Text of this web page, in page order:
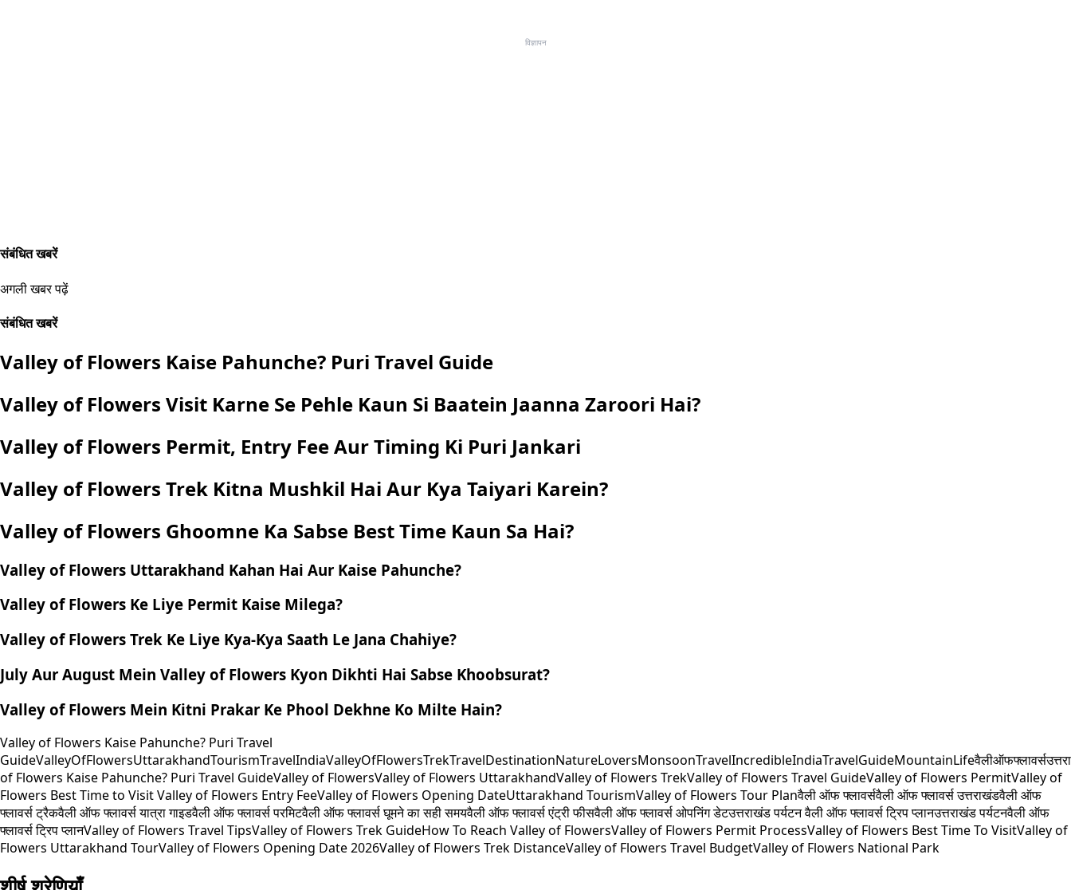
विज्ञापन
संबंधित खबरें
अगली खबर पढ़ें
संबंधित खबरें
Valley of Flowers Kaise Pahunche? Puri Travel Guide
Valley of Flowers Visit Karne Se Pehle Kaun Si Baatein Jaanna Zaroori Hai?
Valley of Flowers Permit, Entry Fee Aur Timing Ki Puri Jankari
Valley of Flowers Trek Kitna Mushkil Hai Aur Kya Taiyari Karein?
Valley of Flowers Ghoomne Ka Sabse Best Time Kaun Sa Hai?
Valley of Flowers Uttarakhand Kahan Hai Aur Kaise Pahunche?
Valley of Flowers Ke Liye Permit Kaise Milega?
Valley of Flowers Trek Ke Liye Kya-Kya Saath Le Jana Chahiye?
July Aur August Mein Valley of Flowers Kyon Dikhti Hai Sabse Khoobsurat?
Valley of Flowers Mein Kitni Prakar Ke Phool Dekhne Ko Milte Hain?
Valley of Flowers Kaise Pahunche? Puri Travel
GuideValleyOfFlowersUttarakhandTourismTravelIndiaValleyOfFlowersTrekTravelDestinationNatureLoversMonsoonTravelIncredibleIndiaTravelGuideMountainLifeवैलीऑफफ्लावर्स
of Flowers Kaise Pahunche? Puri Travel GuideValley of FlowersValley of Flowers UttarakhandValley of Flowers TrekValley of Flowers Travel GuideValley of Flowers PermitValley of
Flowers Best Time to Visit Valley of Flowers Entry FeeValley of Flowers Opening DateUttarakhand TourismValley of Flowers Tour Planवैली ऑफ फ्लावर्सवैली ऑफ फ्लावर्स उत्तराखंडवैली ऑफ
फ्लावर्स ट्रैकवैली ऑफ फ्लावर्स यात्रा गाइडवैली ऑफ फ्लावर्स परमिटवैली ऑफ फ्लावर्स घूमने का सही समयवैली ऑफ फ्लावर्स एंट्री फीसवैली ऑफ फ्लावर्स ओपनिंग डेटउत्तराखंड पर्यटन वैली ऑफ फ्लावर्स ट्रिप प्लानउत्तराखंड पर्यटनवैली ऑफ
फ्लावर्स ट्रिप प्लानValley of Flowers Travel TipsValley of Flowers Trek GuideHow To Reach Valley of FlowersValley of Flowers Permit ProcessValley of Flowers Best Time To VisitValley of
Flowers Uttarakhand TourValley of Flowers Opening Date 2026Valley of Flowers Trek DistanceValley of Flowers Travel BudgetValley of Flowers National Park